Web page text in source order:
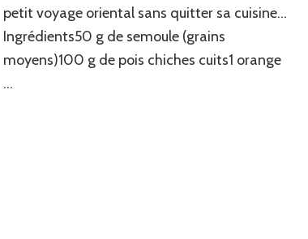
petit voyage oriental sans quitter sa cuisine…
Ingrédients50 g de semoule (grains
moyens)100 g de pois chiches cuits1 orange
…